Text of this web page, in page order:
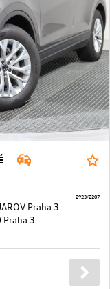
Praha 3
Praha 3
2923/2207